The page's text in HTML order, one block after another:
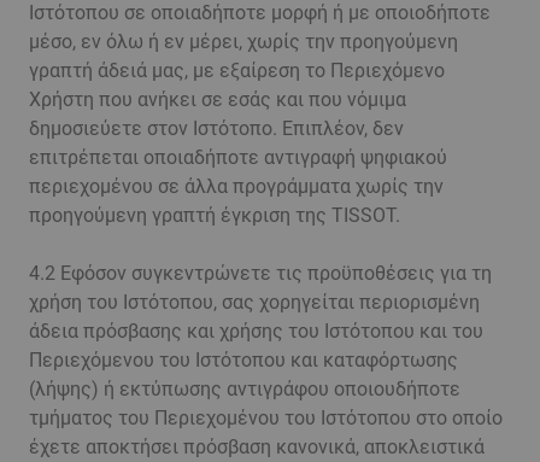
Ιστότοπου σε οποιαδήποτε μορφή ή με οποιοδήποτε
μέσο, εν όλω ή εν μέρει, χωρίς την προηγούμενη
γραπτή άδειά μας, με εξαίρεση το Περιεχόμενο
Χρήστη που ανήκει σε εσάς και που νόμιμα
δημοσιεύετε στον Ιστότοπο. Επιπλέον, δεν
επιτρέπεται οποιαδήποτε αντιγραφή ψηφιακού
περιεχομένου σε άλλα προγράμματα χωρίς την
προηγούμενη γραπτή έγκριση της TISSOT.
4.2 Εφόσον συγκεντρώνετε τις προϋποθέσεις για τη
χρήση του Ιστότοπου, σας χορηγείται περιορισμένη
άδεια πρόσβασης και χρήσης του Ιστότοπου και του
Περιεχόμενου του Ιστότοπου και καταφόρτωσης
(λήψης) ή εκτύπωσης αντιγράφου οποιουδήποτε
τμήματος του Περιεχομένου του Ιστότοπου στο οποίο
έχετε αποκτήσει πρόσβαση κανονικά, αποκλειστικά